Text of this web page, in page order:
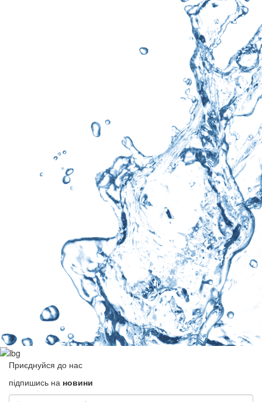
Приєднуйся до нас
підпишись на новини